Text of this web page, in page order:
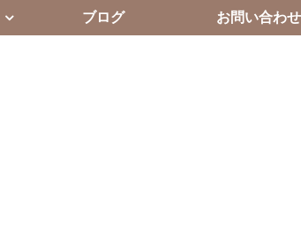
ブログ お問い合わせ